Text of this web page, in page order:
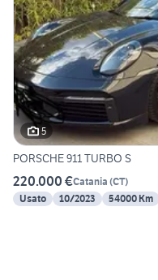
5
PORSCHE 911 TURBO S
220.000 €Catania (CT)
Usato
10/2023 54000 Km